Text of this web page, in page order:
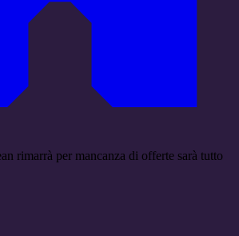
rimarrà per mancanza di offerte sarà tutto